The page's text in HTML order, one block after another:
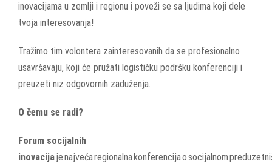
inovacijama u zemlji i regionu i poveži se sa ljudima koji dele
tvoja interesovanja!
Tražimo tim volontera zainteresovanih da se profesionalno
usavršavaju, koji će pružati logističku podršku konferenciji i
preuzeti niz odgovornih zaduženja.
O čemu se radi?
Forum socijalnih
inovacijaje najveća regionalna konferencija o socijalnom